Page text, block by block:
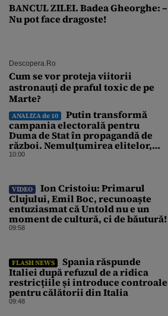
BANCUL ZILEI. Badea Gheorghe: –
Nu pot face dragoste!
Descopera.ro
Cum se vor proteja viitorii
astronauți de praful toxic de pe
Marte?
ANALIZA de 10
Putin transformă
campania electorală pentru
Duma de Stat în propagandă de
război. Nemulțumirea elitelor,
tratată cu indiferență la Kremlin
10:00
VIDEO
Ion Cristoiu: Primarul
Clujului, Emil Boc, recunoaște
entuziasmat că Untold nu e un
moment de cultură, ci de băutură!
09:58
FLASH NEWS
Spania răspunde
Italiei după refuzul de a ridica
restricțiile și introduce controale
pentru călătorii din Italia
09:48